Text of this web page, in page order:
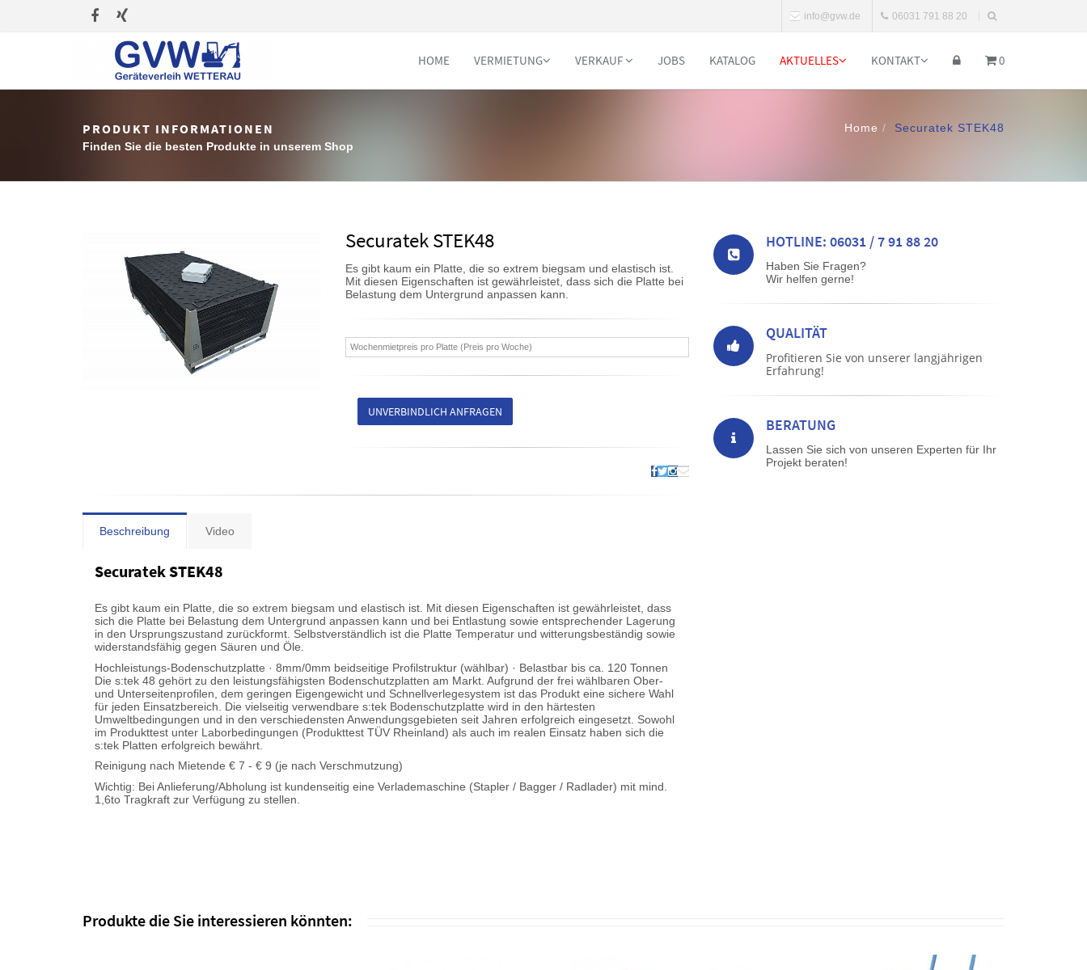
info@gvw.de 06031 791 88 20
HOME VERMIETUNG VERKAUF JOBS KATALOG AKTUELLES KONTAKT 0
PRODUKT INFORMATIONEN
Finden Sie die besten Produkte in unserem Shop
Home Securatek STEK48
Securatek STEK48
Es gibt kaum ein Platte, die so extrem biegsam und elastisch ist.
Mit diesen Eigenschaften ist gewährleistet, dass sich die Platte bei
Belastung dem Untergrund anpassen kann.
Wochenmietpreis pro Platte (Preis pro Woche)
UNVERBINDLICH ANFRAGEN
Beschreibung Video
Securatek STEK48
Es gibt kaum ein Platte, die so extrem biegsam und elastisch ist. Mit diesen Eigenschaften ist gewährleistet, dass
sich die Platte bei Belastung dem Untergrund anpassen kann und bei Entlastung sowie entsprechender Lagerung
in den Ursprungszustand zurückformt. Selbstverständlich ist die Platte Temperatur und witterungsbeständig sowie
widerstandsfähig gegen Säuren und Öle.
Hochleistungs-Bodenschutzplatte · 8mm/0mm beidseitige Profilstruktur (wählbar) · Belastbar bis ca. 120 Tonnen
Die s:tek 48 gehört zu den leistungsfähigsten Bodenschutzplatten am Markt. Aufgrund der frei wählbaren Ober-
und Unterseitenprofilen, dem geringen Eigengewicht und Schnellverlegesystem ist das Produkt eine sichere Wahl
für jeden Einsatzbereich. Die vielseitig verwendbare s:tek Bodenschutzplatte wird in den härtesten
Umweltbedingungen und in den verschiedensten Anwendungsgebieten seit Jahren erfolgreich eingesetzt. Sowohl
im Produkttest unter Laborbedingungen (Produkttest TÜV Rheinland) als auch im realen Einsatz haben sich die
s:tek Platten erfolgreich bewährt.
Reinigung nach Mietende € 7 - € 9 (je nach Verschmutzung)
Wichtig: Bei Anlieferung/Abholung ist kundenseitig eine Verlademaschine (Stapler / Bagger / Radlader) mit mind.
1,6to Tragkraft zur Verfügung zu stellen.
HOTLINE: 06031 / 7 91 88 20
Haben Sie Fragen?
Wir helfen gerne!
QUALITÄT
Profitieren Sie von unserer langjährigen
Erfahrung!
BERATUNG
Lassen Sie sich von unseren Experten für Ihr
Projekt beraten!
Produkte die Sie interessieren könnten: